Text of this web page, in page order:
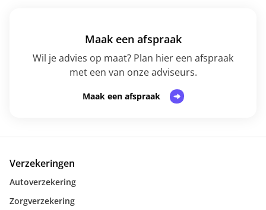
Maak een afspraak
Wil je advies op maat? Plan hier een afspraak
met een van onze adviseurs.
Maak een afspraak
Verzekeringen
Autoverzekering
Zorgverzekering